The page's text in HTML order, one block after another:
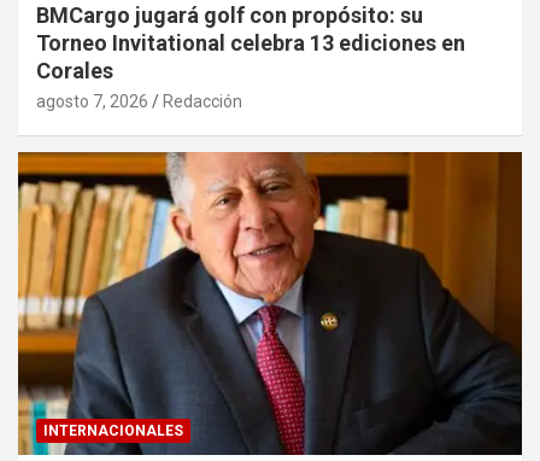
BMCargo jugará golf con propósito: su
Torneo Invitational celebra 13 ediciones en
Corales
agosto 7, 2026 Redacción
INTERNACIONALES